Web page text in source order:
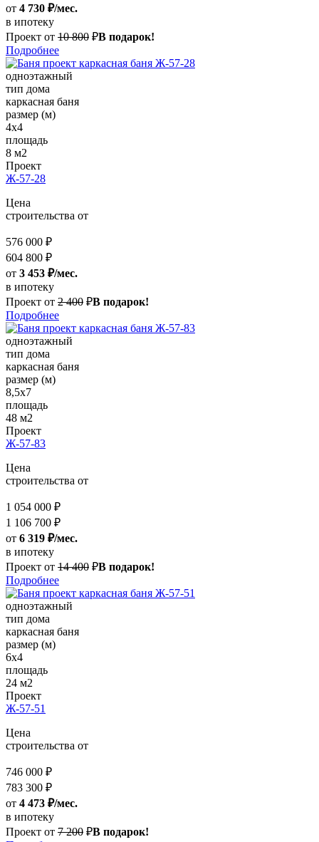
от 4 730 ₽/мес.
в ипотеку
Проект от 10 800 ₽В подарок!
Подробнее
одноэтажный
тип дома
каркасная баня
размер (м)
4x4
площадь
8 м2
Проект
Ж-57-28
Цена
строительства от
576 000 ₽
604 800 ₽
от 3 453 ₽/мес.
в ипотеку
Проект от 2 400 ₽В подарок!
Подробнее
одноэтажный
тип дома
каркасная баня
размер (м)
8,5x7
площадь
48 м2
Проект
Ж-57-83
Цена
строительства от
1 054 000 ₽
1 106 700 ₽
от 6 319 ₽/мес.
в ипотеку
Проект от 14 400 ₽В подарок!
Подробнее
одноэтажный
тип дома
каркасная баня
размер (м)
6x4
площадь
24 м2
Проект
Ж-57-51
Цена
строительства от
746 000 ₽
783 300 ₽
от 4 473 ₽/мес.
в ипотеку
Проект от 7 200 ₽В подарок!